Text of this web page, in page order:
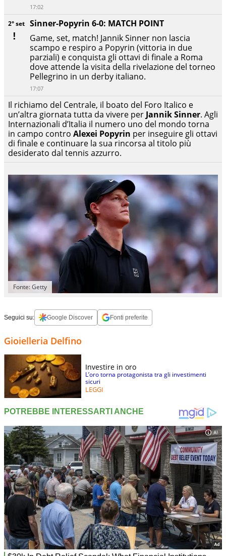
2° set Sinner-Popyrin 6-0: MATCH POINT
Game, set, match! Jannik Sinner non lascia
scampo e respiro a Popyrin (vittoria in due
parziali) e conquista gli ottavi di finale a Roma
dove attende la visita della rivelazione del torneo
Pellegrino in un derby italiano.
17:07
17:02
Il richiamo del Centrale, il boato del Foro Italico e
un’altra giornata tutta da vivere perJannik Sinner. Agli
Internazionali d’Italia il numero uno del mondo torna
in campo contro Alexei Popyrin per inseguire gli ottavi
di finale e continuare la sua rincorsa al titolo più
desiderato dal tennis azzurro.
Fonte: Getty
Seguici su: Google Discover Fonti preferite
Gioielleria Delfino
Investire in oro
L’oro torna protagonista tra gli investimenti
sicuri
LEGGI